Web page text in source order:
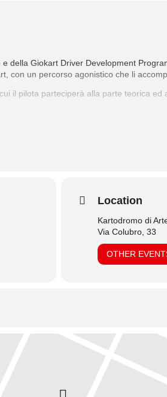
della Giokart Driver Development
con un percorso agonistico che li
il pilota parteciperà alla parte teorica
Location
Kartodromo di
Via Colubro, 33
OTHER